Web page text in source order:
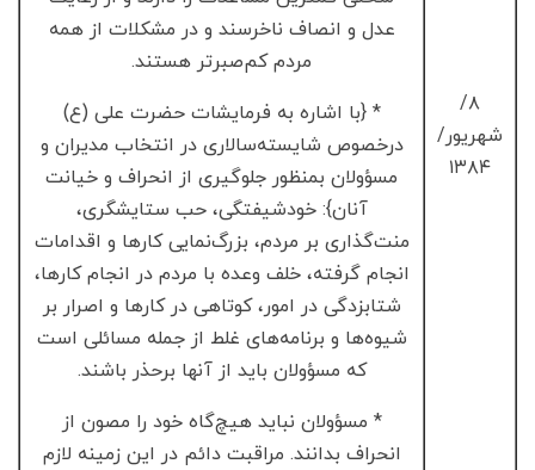
۸/
شهریور/
۱۳۸۴
عدل و انصاف ناخرسند و در مشکلات از همه
مردم کم‌صبرتر هستند.
* {با اشاره به فرمایشات حضرت علی (ع)
درخصوص شایسته‌سالاری در انتخاب مدیران و
مسؤولان بمنظور جلوگیری از انحراف و خیانت
آنان}: خودشیفتگی، حب ستایشگری،
منت‌گذاری بر مردم، بزرگ‌نمایی کارها و اقدامات
انجام گرفته، خلف وعده با مردم در انجام کارها،
شتابزدگی در امور، کوتاهی در کارها و اصرار بر
شیوه‌ها و برنامه‌های غلط از جمله مسائلی است
که مسؤولان باید از آنها برحذر باشند.
* مسؤولان نباید هیچ‌گاه خود را مصون از
انحراف بدانند. مراقبت دائم در این زمینه لازم